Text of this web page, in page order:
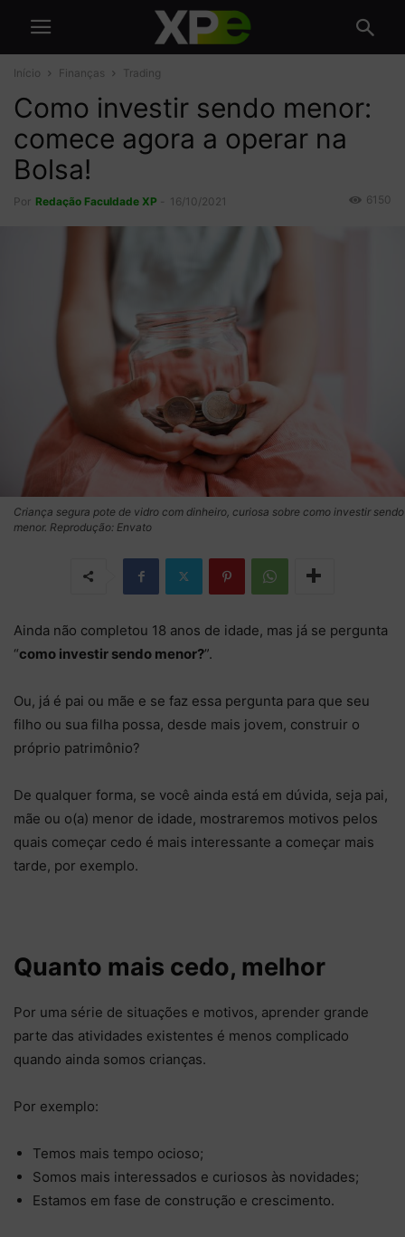
Início Finanças Trading
Como investir sendo menor:
comece agora a operar na
Bolsa!
Por Redação Faculdade XP 16/10/2021 6150
Criança segura pote de vidro com dinheiro, curiosa sobre como investir sendo
menor. Reprodução: Envato
Ainda não completou 18 anos de idade, mas já se pergunta
“como investir sendo menor?”.
Ou, já é pai ou mãe e se faz essa pergunta para que seu
filho ou sua filha possa, desde mais jovem, construir o
próprio patrimônio?
De qualquer forma, se você ainda está em dúvida, seja pai,
mãe ou o(a) menor de idade, mostraremos motivos pelos
quais começar cedo é mais interessante a começar mais
tarde, por exemplo.
Quanto mais cedo, melhor
Por uma série de situações e motivos, aprender grande
parte das atividades existentes é menos complicado
quando ainda somos crianças.
Por exemplo:
Temos mais tempo ocioso;
Somos mais interessados e curiosos às novidades;
Estamos em fase de construção e crescimento.